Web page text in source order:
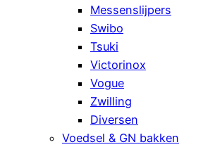
Messenslijpers
Swibo
Tsuki
Victorinox
Vogue
Zwilling
Diversen
Voedsel & GN bakken